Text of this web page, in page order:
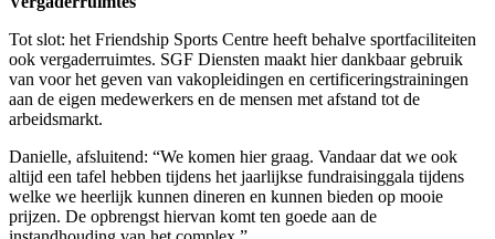
Tot slot: het Friendship Sports Centre heeft behalve sportfaciliteiten
ook vergaderruimtes. SGF Diensten maakt hier dankbaar gebruik
van voor het geven van vakopleidingen en certificeringstrainingen
aan de eigen medewerkers en de mensen met afstand tot de
arbeidsmarkt.
Danielle, afsluitend: “We komen hier graag. Vandaar dat we ook
altijd een tafel hebben tijdens het jaarlijkse fundraisinggala tijdens
welke we heerlijk kunnen dineren en kunnen bieden op mooie
prijzen. De opbrengst hiervan komt ten goede aan de